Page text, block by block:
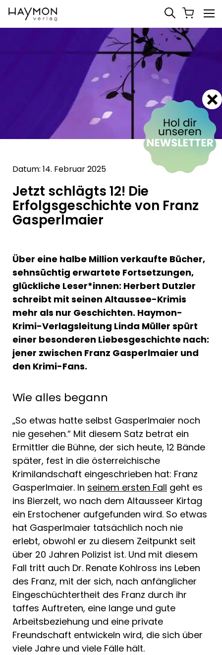
Datum: 14. Februar 2025
Jetzt schlägts 12! Die
Erfolgsgeschichte von Franz
Gasperlmaier
Über eine halbe Million verkaufte Bücher,
sehnsüchtig erwartete Fortsetzungen,
glückliche Leser*innen: Herbert Dutzler
schreibt mit seinen Altaussee-Krimis
mehr als nur Geschichten. Haymon-
Krimi-Verlagsleitung Linda Müller spürt
einer besonderen Liebesgeschichte nach:
jener zwischen Franz Gasperlmaier und
den Krimi-Fans.
Wie alles begann
„So etwas hatte selbst Gasperlmaier noch
nie gesehen.“ Mit diesem Satz betrat ein
Ermittler die Bühne, der sich heute, 12 Bände
später, fest in die österreichische
Krimilandschaft eingeschrieben hat: Franz
Gasperlmaier. In seinem ersten Fall geht es
ins Bierzelt, wo nach dem Altausseer Kirtag
ein Erstochener aufgefunden wird. So etwas
hat Gasperlmaier tatsächlich noch nie
erlebt, obwohl er zu diesem Zeitpunkt seit
über 20 Jahren Polizist ist. Und mit diesem
Fall tritt auch Dr. Renate Kohlross ins Leben
des Franz, mit der sich, nach anfänglicher
Eingeschüchtertheit des Franz durch ihr
taffes Auftreten, eine lange und gute
Arbeitsbeziehung und eine private
Freundschaft entwickeln wird, die sich über
viele Jahre und viele Fälle hält.